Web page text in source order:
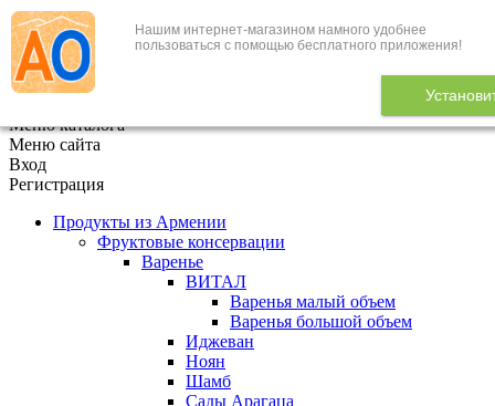
Нашим интернет-магазином намного удобнее
пользоваться с помощью бесплатного приложения!
+7 (495) 646-888-1
В корзине 0
Меню каталога
Меню сайта
Вход
Регистрация
Продукты из Армении
Фруктовые консервации
Варенье
ВИТАЛ
Варенья малый объем
Варенья большой объем
Иджеван
Ноян
Шамб
Сады Арагаца